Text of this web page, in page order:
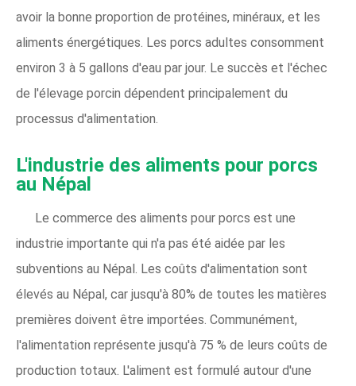
avoir la bonne proportion de protéines, minéraux, et les
aliments énergétiques. Les porcs adultes consomment
environ 3 à 5 gallons d'eau par jour. Le succès et l'échec
de l'élevage porcin dépendent principalement du
processus d'alimentation.
L'industrie des aliments pour porcs
au Népal
Le commerce des aliments pour porcs est une
industrie importante qui n'a pas été aidée par les
subventions au Népal. Les coûts d'alimentation sont
élevés au Népal, car jusqu'à 80% de toutes les matières
premières doivent être importées. Communément,
l'alimentation représente jusqu'à 75 % de leurs coûts de
production totaux. L'aliment est formulé autour d'une